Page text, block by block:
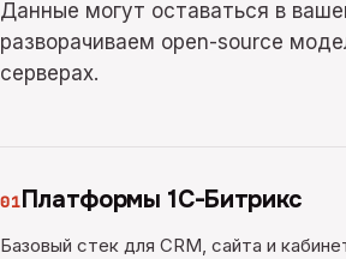
Данные могут оставаться в
разворачиваем open-source
серверах.
01Платформы 1С-Битрикс
Базовый стек для CRM, сайта и